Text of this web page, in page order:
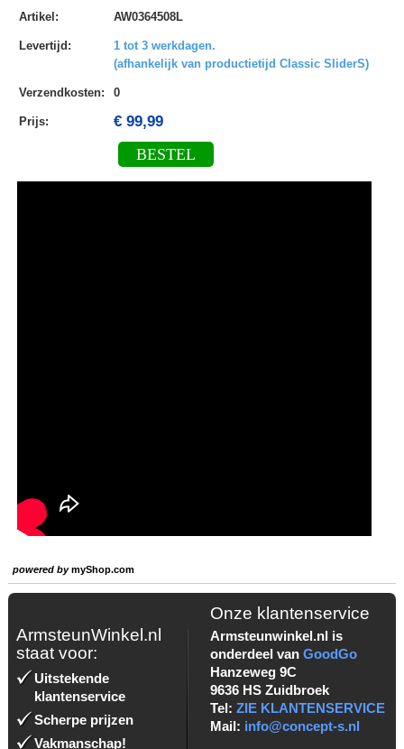
Artikel : AW0364508L
Levertijd :
1 tot 3 werkdagen.
(afhankelijk van productietijd Classic SliderS)
Verzendkosten: 0
Prijs: € 99,99
BESTEL
powered bymyShop.com
ArmsteunWinkel.nl
staat voor:
Uitstekende
klantenservice
Scherpe prijzen
Vakmanschap!
Onze klantenservice
Armsteunwinkel.nl is
onderdeel van GoodGo
Hanzeweg 9C
9636 HS Zuidbroek
Tel: ZIE KLANTENSERVICE
Mail: info@concept-s.nl